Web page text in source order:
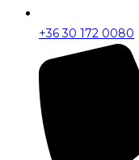
+36 30 172 0080